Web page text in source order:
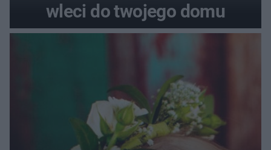
wleci do twojego domu